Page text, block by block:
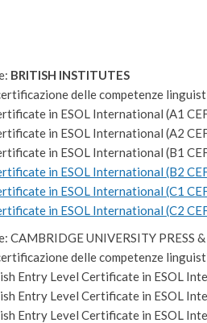
BRITISH INSTITUTES
delle competenze
in ESOL International (A1
in ESOL International (A2
in ESOL International (B1
in ESOL International (B2
in ESOL International (C1
in ESOL International (C2
CAMBRIDGE UNIVERSITY PRESS &
delle competenze
Entry Level Certificate in ESOL
Entry Level Certificate in ESOL
Entry Level Certificate in ESOL